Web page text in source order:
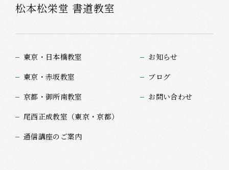
松本松栄堂 書道教室
東京・日本橋教室
東京・赤坂教室
京都・御所南教室
尾西正成教室（東京・京都）
通信講座のご案内
お知らせ
ブログ
お問い合わせ